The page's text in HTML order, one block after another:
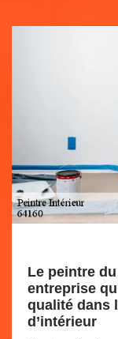
Le peintre
entreprise
qualité dans
d’intérieur